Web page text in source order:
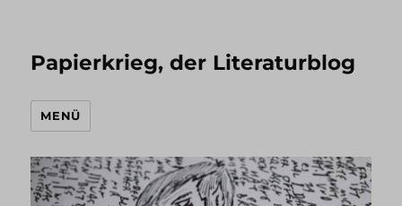
Papierkrieg, der Literaturblog
MENÜ